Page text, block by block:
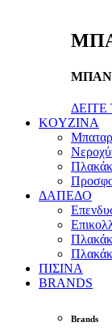
KOYZINA
ΔΑΠΕΔΟ
ΠΙΣΙΝΑ
BRANDS
Brands